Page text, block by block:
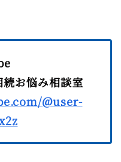
お悩み相談室
@user-